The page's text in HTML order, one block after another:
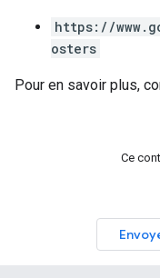
https://
osters
Pour en savoir plus,
Ce